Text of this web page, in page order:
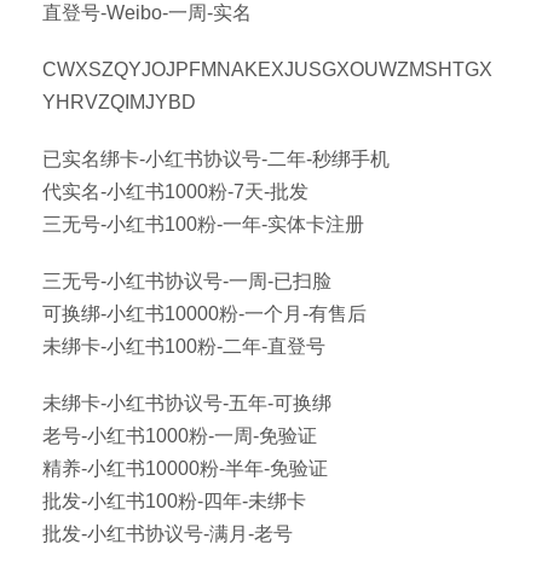
直登号-Weibo-一周-实名
CWXSZQYJOJPFMNAKEXJUSGXOUWZMSHTGX
YHRVZQIMJYBD
已实名绑卡-小红书协议号-二年-秒绑手机
代实名-小红书1000粉-7天-批发
三无号-小红书100粉-一年-实体卡注册
三无号-小红书协议号-一周-已扫脸
可换绑-小红书10000粉-一个月-有售后
未绑卡-小红书100粉-二年-直登号
未绑卡-小红书协议号-五年-可换绑
老号-小红书1000粉-一周-免验证
精养-小红书10000粉-半年-免验证
批发-小红书100粉-四年-未绑卡
批发-小红书协议号-满月-老号